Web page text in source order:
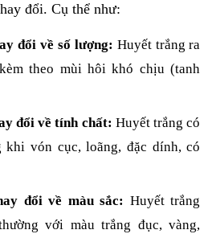
đổi. Cụ thể như:
đổi về số lượng: Huyết trắng ra
theo mùi hôi khó chịu (tanh
đổi về tính chất: Huyết trắng có
khi vón cục, loãng, đặc dính, có
đổi về màu sắc: Huyết trắng
với màu trắng đục, vàng,